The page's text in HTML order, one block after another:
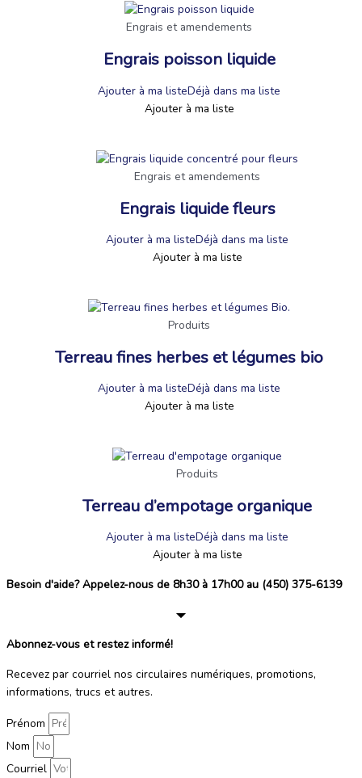
Engrais et amendements
Engrais poisson liquide
Ajouter à ma listeDéjà dans ma liste
Ajouter à ma liste
Engrais et amendements
Engrais liquide fleurs
Ajouter à ma listeDéjà dans ma liste
Ajouter à ma liste
Produits
Terreau fines herbes et légumes bio
Ajouter à ma listeDéjà dans ma liste
Ajouter à ma liste
Produits
Terreau d’empotage organique
Ajouter à ma listeDéjà dans ma liste
Ajouter à ma liste
Besoin d'aide? Appelez-nous de 8h30 à 17h00 au (450) 375-6139
Abonnez-vous et restez informé!
Recevez par courriel nos circulaires numériques, promotions,
informations, trucs et autres.
Prénom
Nom
Courriel